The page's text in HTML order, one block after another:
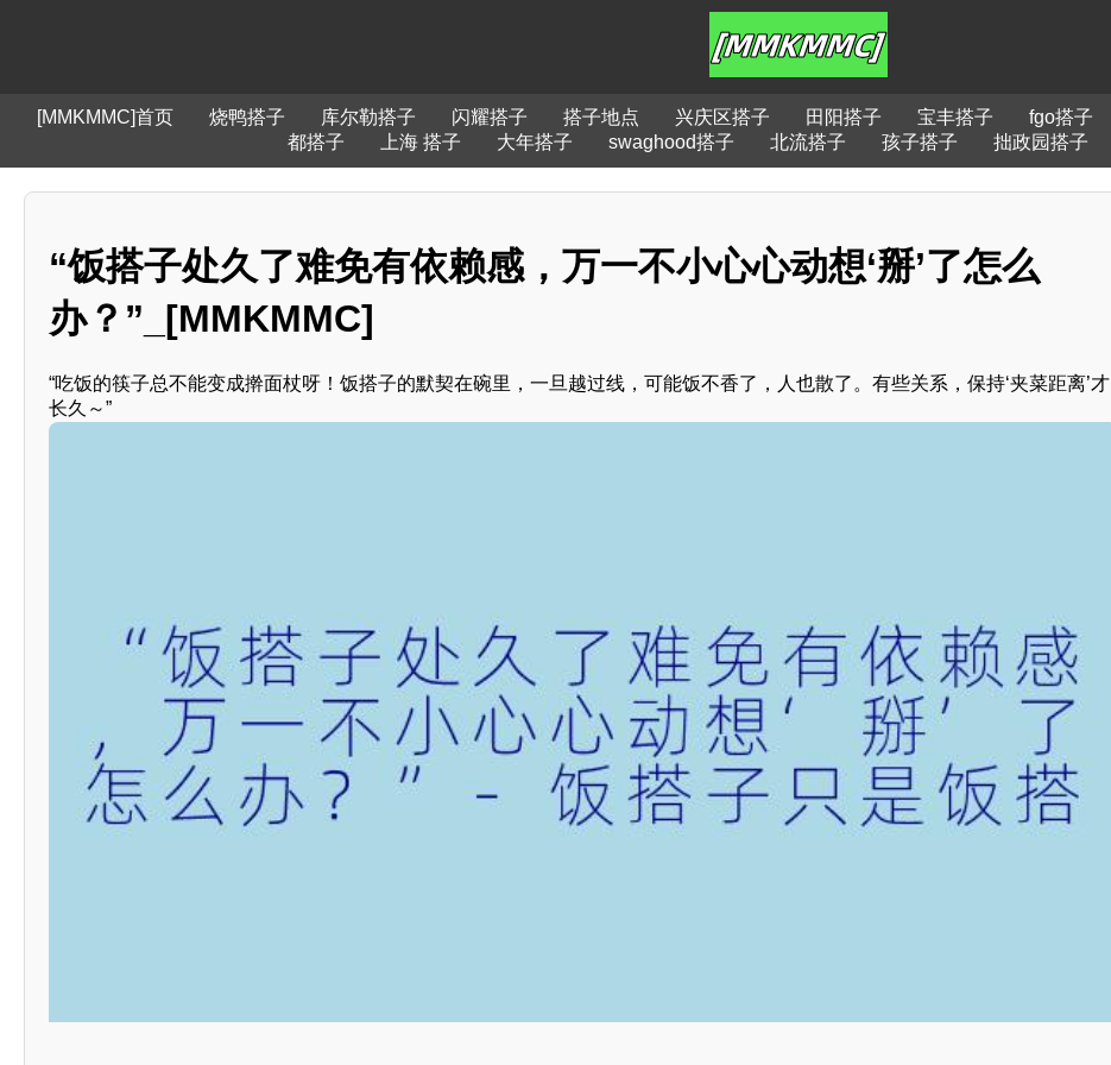
[MMKMMC]首页 烧鸭搭子 库尔勒搭子 闪耀搭子 搭子地点 兴庆区搭子 田阳搭子 宝丰搭子 fgo搭子
都搭子
上海 搭子 大年搭子 swaghood搭子 北流搭子 孩子搭子 拙政园搭子
“饭搭子处久了难免有依赖感，万一不小心心动想‘掰’了怎么
办？”_[MMKMMC]
“吃饭的筷子总不能变成擀面杖呀！饭搭子的默契在碗里，一旦越过线，可能饭不香了，人也散了。有些关系，保持‘夹菜距离’才
长久～”